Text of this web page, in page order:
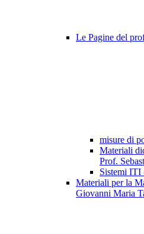
Le Pagine del
misure di
Materiali
Prof.
Sistemi ITI
Materiali per la
Giovanni Maria